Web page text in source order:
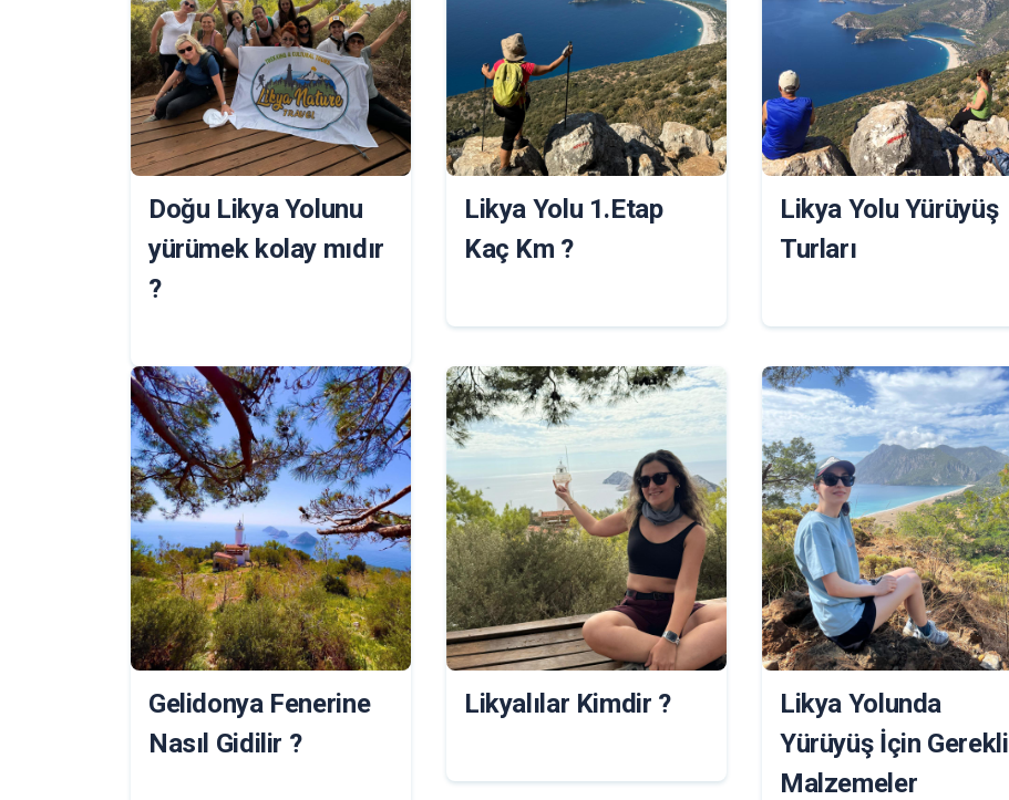
Doğu Likya Yolunu
yürümek kolay mıdır
?
Likya Yolu 1.Etap
Kaç Km ?
Likya Yolu Yürüyüş
Turları
Gelidonya Fenerine
Nasıl Gidilir ?
Likyalılar Kimdir ?
Likya Yolunda
Yürüyüş İçin Gerekli
Malzemeler